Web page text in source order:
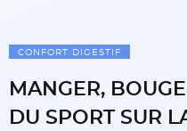
CONFORT DIGESTIF
MANGER,
DU SPORT SUR